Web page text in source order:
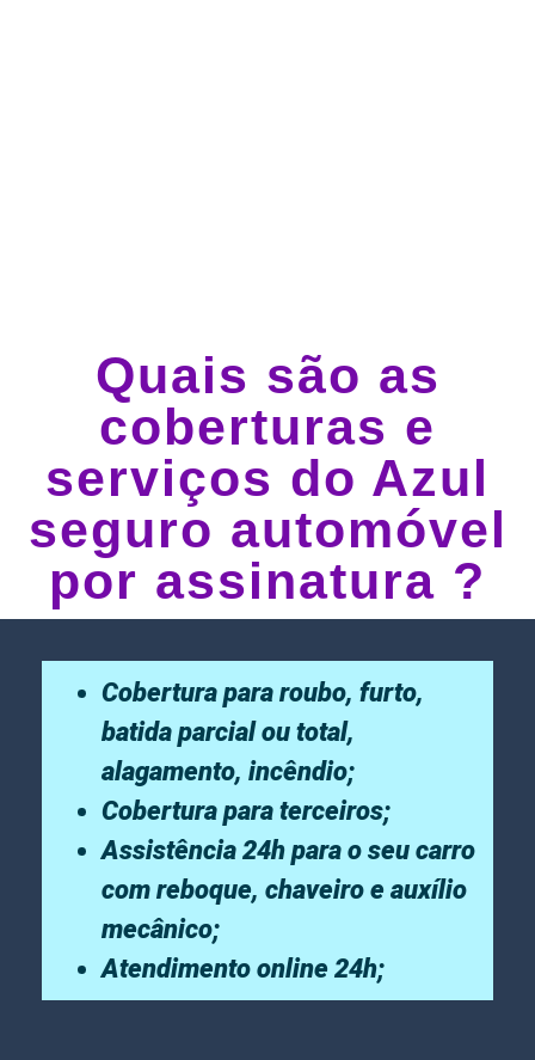
Quais são as
coberturas e
serviços do Azul
seguro automóvel
por assinatura ?
Cobertura para roubo, furto,
batida parcial ou total,
alagamento, incêndio;
Cobertura para terceiros;
Assistência 24h para o seu carro
com reboque, chaveiro e auxílio
mecânico;
Atendimento online 24h;